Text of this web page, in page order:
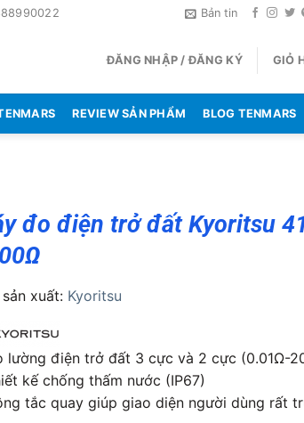
Bản tin
ĐĂNG NHẬP / ĐĂNG KÝ GIỎ
REVIEW SẢN PHẨM BLOG TENMARS
đo điện trở đất Kyoritsu
sản xuất: Kyoritsu
lường điện trở đất 3 cực và 2 cực (0.01Ω-
kế chống thấm nước (IP67)
tắc quay giúp giao diện người dùng rất